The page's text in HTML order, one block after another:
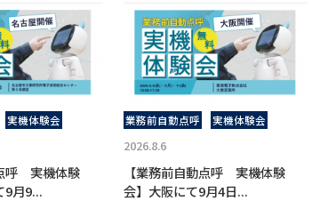
実機体験会
呼 実機体験
9月9...
業務前自動点呼 実機体験会
2026.8.6
【業務前自動点呼 実機体験
会】大阪にて9月4日...